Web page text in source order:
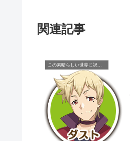
関連記事